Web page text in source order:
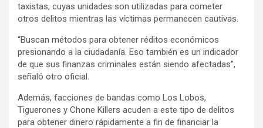
taxistas, cuyas unidades son utilizadas para cometer
otros delitos mientras las víctimas permanecen cautivas.
“Buscan métodos para obtener réditos económicos
presionando a la ciudadanía. Eso también es un indicador
de que sus finanzas criminales están siendo afectadas”,
señaló otro oficial.
Además, facciones de bandas como Los Lobos,
Tiguerones y Chone Killers acuden a este tipo de delitos
para obtener dinero rápidamente a fin de financiar la